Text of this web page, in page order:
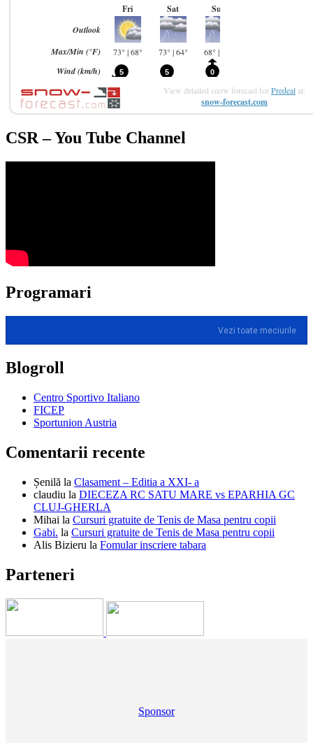
View detailed snow forecast forPredeal at:
snow-forecast.com
CSR – You Tube Channel
Programari
Vezi toate meciurile
Blogroll
Centro Sportivo Italiano
FICEP
Sportunion Austria
Comentarii recente
Șenilă la Clasament – Editia a XXI- a
claudiu la DIECEZA RC SATU MARE vs EPARHIA GC
CLUJ-GHERLA
Mihai la Cursuri gratuite de Tenis de Masa pentru copii
Gabi. la Cursuri gratuite de Tenis de Masa pentru copii
Alis Bizieru la Fomular inscriere tabara
Parteneri
Sponsor